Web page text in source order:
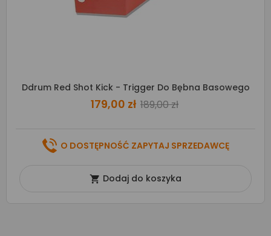
Ddrum Red Shot Kick - Trigger Do Bębna Basowego
179,00 zł 189,00 zł
O DOSTĘPNOŚĆ ZAPYTAJ SPRZEDAWCĘ
 Dodaj do koszyka